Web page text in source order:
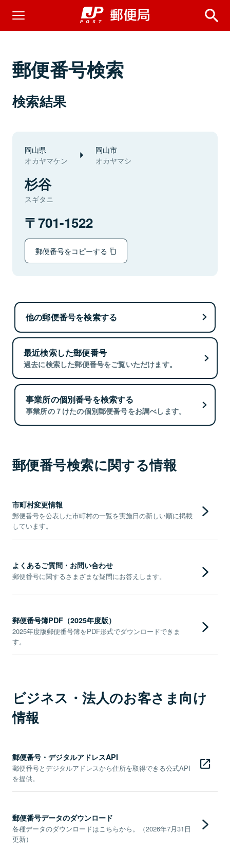
郵便番号検索
検索結果
岡山県
オカヤマケン
岡山市
オカヤマシ
杉谷
スギタニ
701-1522
郵便番号をコピーする
他の郵便番号を検索する
最近検索した郵便番号
過去に検索した郵便番号をご覧いただけます。
事業所の個別番号を検索する
事業所の７けたの個別郵便番号をお調べします。
郵便番号検索に関する情報
市町村変更情報
郵便番号を公表した市町村の一覧を実施日の新しい順に掲載
しています。
よくあるご質問・お問い合わせ
郵便番号に関するさまざまな疑問にお答えします。
郵便番号簿PDF（2025年度版）
2025年度版郵便番号簿をPDF形式でダウンロードできま
す。
ビジネス・法人のお客さま向け
情報
郵便番号・デジタルアドレスAPI
郵便番号とデジタルアドレスから住所を取得できる公式API
を提供。
郵便番号データのダウンロード
各種データのダウンロードはこちらから。（2026年7月31日
更新）